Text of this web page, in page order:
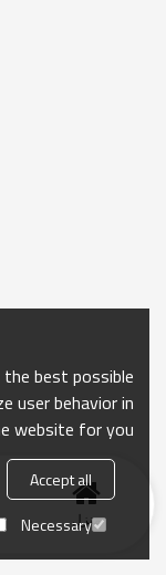
منزل
best possible
user behavior in
website for you.
Accept all
Necessary